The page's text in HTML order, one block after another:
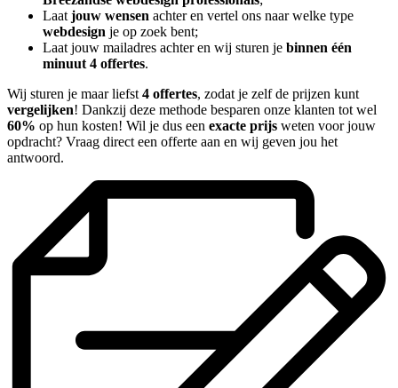
Laat jouw wensen achter en vertel ons naar welke type
webdesign je op zoek bent;
Laat jouw mailadres achter en wij sturen je binnen één
minuut 4 offertes.
Wij sturen je maar liefst 4 offertes, zodat je zelf de prijzen kunt
vergelijken! Dankzij deze methode besparen onze klanten tot wel
60% op hun kosten! Wil je dus een exacte prijs weten voor jouw
opdracht? Vraag direct een offerte aan en wij geven jou het
antwoord.